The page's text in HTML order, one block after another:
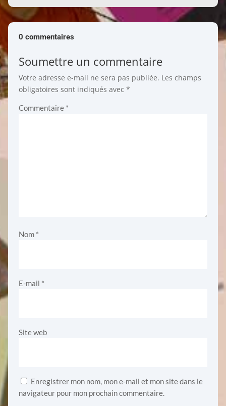
0 commentaires
Soumettre un commentaire
Votre adresse e-mail ne sera pas publiée. Les champs
obligatoires sont indiqués avec *
Commentaire *
Nom *
E-mail *
Site web
Enregistrer mon nom, mon e-mail et mon site dans le
navigateur pour mon prochain commentaire.